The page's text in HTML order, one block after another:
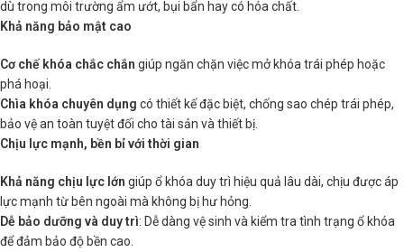
dù trong môi trường ẩm ướt, bụi bẩn hay có hóa chất.
Khả năng bảo mật cao
Cơ chế khóa chắc chắn giúp ngăn chặn việc mở khóa trái phép hoặc
phá hoại.
Chìa khóa chuyên dụng có thiết kế đặc biệt, chống sao chép trái phép,
bảo vệ an toàn tuyệt đối cho tài sản và thiết bị.
Chịu lực mạnh, bền bỉ với thời gian
Khả năng chịu lực lớn giúp ổ khóa duy trì hiệu quả lâu dài, chịu được áp
lực mạnh từ bên ngoài mà không bị hư hỏng.
Dễ bảo dưỡng và duy trì: Dễ dàng vệ sinh và kiểm tra tình trạng ổ khóa
để đảm bảo độ bền cao.